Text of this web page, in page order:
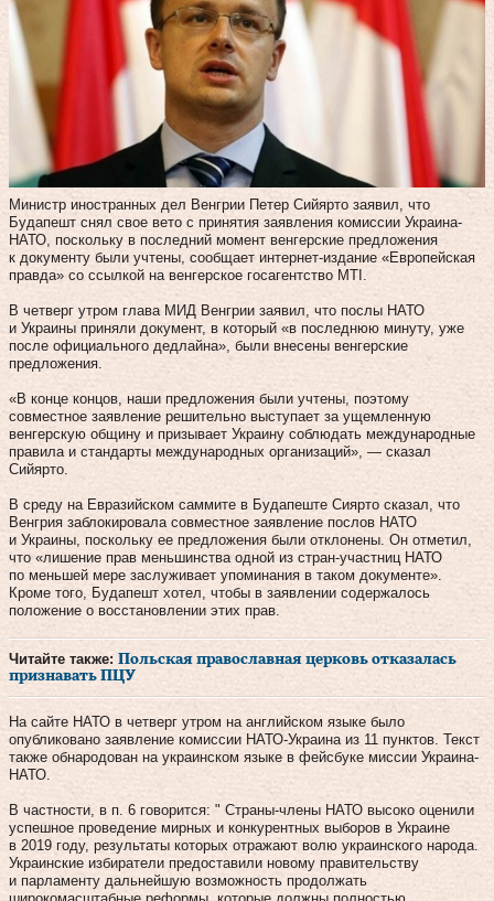
Министр иностранных дел Венгрии Петер Сийярто заявил, что
Будапешт снял свое вето с принятия заявления комиссии Украина-
НАТО, поскольку в последний момент венгерские предложения
к документу были учтены, сообщает интернет-издание «Европейская
правда» со ссылкой на венгерское госагентство MTI.
В четверг утром глава МИД Венгрии заявил, что послы НАТО
и Украины приняли документ, в который «в последнюю минуту, уже
после официального дедлайна», были внесены венгерские
предложения.
«В конце концов, наши предложения были учтены, поэтому
совместное заявление решительно выступает за ущемленную
венгерскую общину и призывает Украину соблюдать международные
правила и стандарты международных организаций», — сказал
Сийярто.
В среду на Евразийском саммите в Будапеште Сиярто сказал, что
Венгрия заблокировала совместное заявление послов НАТО
и Украины, поскольку ее предложения были отклонены. Он отметил,
что «лишение прав меньшинства одной из стран-участниц НАТО
по меньшей мере заслуживает упоминания в таком документе».
Кроме того, Будапешт хотел, чтобы в заявлении содержалось
положение о восстановлении этих прав.
Читайте также: Польская православная церковь отказалась
признавать ПЦУ
На сайте НАТО в четверг утром на английском языке было
опубликовано заявление комиссии НАТО-Украина из 11 пунктов. Текст
также обнародован на украинском языке в фейсбуке миссии Украина-
НАТО.
В частности, в п. 6 говорится: " Страны-члены НАТО высоко оценили
успешное проведение мирных и конкурентных выборов в Украине
в 2019 году, результаты которых отражают волю украинского народа.
Украинские избиратели предоставили новому правительству
и парламенту дальнейшую возможность продолжать